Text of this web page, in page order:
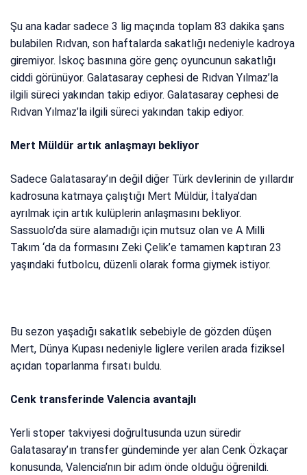
Şu ana kadar sadece 3 lig maçında toplam 83 dakika şans
bulabilen Rıdvan, son haftalarda sakatlığı nedeniyle kadroya
giremiyor. İskoç basınına göre genç oyuncunun sakatlığı
ciddi görünüyor. Galatasaray cephesi de Rıdvan Yılmaz’la
ilgili süreci yakından takip ediyor. Galatasaray cephesi de
Rıdvan Yılmaz’la ilgili süreci yakından takip ediyor.
Mert Müldür artık anlaşmayı bekliyor
Sadece Galatasaray’ın değil diğer Türk devlerinin de yıllardır
kadrosuna katmaya çalıştığı Mert Müldür, İtalya’dan
ayrılmak için artık kulüplerin anlaşmasını bekliyor.
Sassuolo’da süre alamadığı için mutsuz olan ve A Milli
Takım ‘da da formasını Zeki Çelik’e tamamen kaptıran 23
yaşındaki futbolcu, düzenli olarak forma giymek istiyor.
Bu sezon yaşadığı sakatlık sebebiyle de gözden düşen
Mert, Dünya Kupası nedeniyle liglere verilen arada fiziksel
açıdan toparlanma fırsatı buldu.
Cenk transferinde Valencia avantajlı
Yerli stoper takviyesi doğrultusunda uzun süredir
Galatasaray’ın transfer gündeminde yer alan Cenk Özkaçar
konusunda, Valencia’nın bir adım önde olduğu öğrenildi.